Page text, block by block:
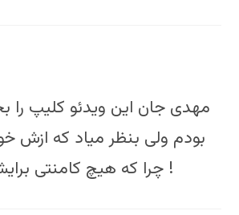
مهدی جان اين ويدئو كليپ را
بودم ولی بنظر مياد كه ازش
چرا كه هيچ كامنتی برايش ننوشته بودی !